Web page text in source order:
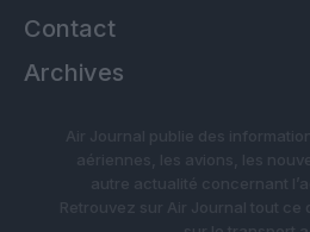
Contact
Archives